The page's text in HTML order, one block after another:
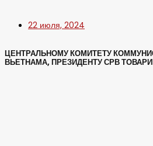
22 июля, 2024
ЦЕНТРАЛЬНОМУ КОМИТЕТУ
ВЬЕТНАМА, ПРЕЗИДЕНТУ СРВ